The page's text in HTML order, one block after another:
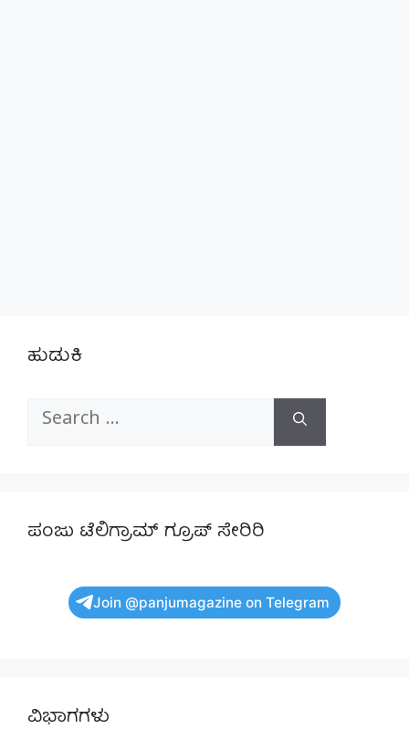
ಹುಡುಕಿ
Search
ಪಂಜು ಟೆಲಿಗ್ರಾಮ್ ಗ್ರೂಪ್ ಸೇರಿರಿ
Join @panjumagazine on Telegram
ವಿಭಾಗಗಳು